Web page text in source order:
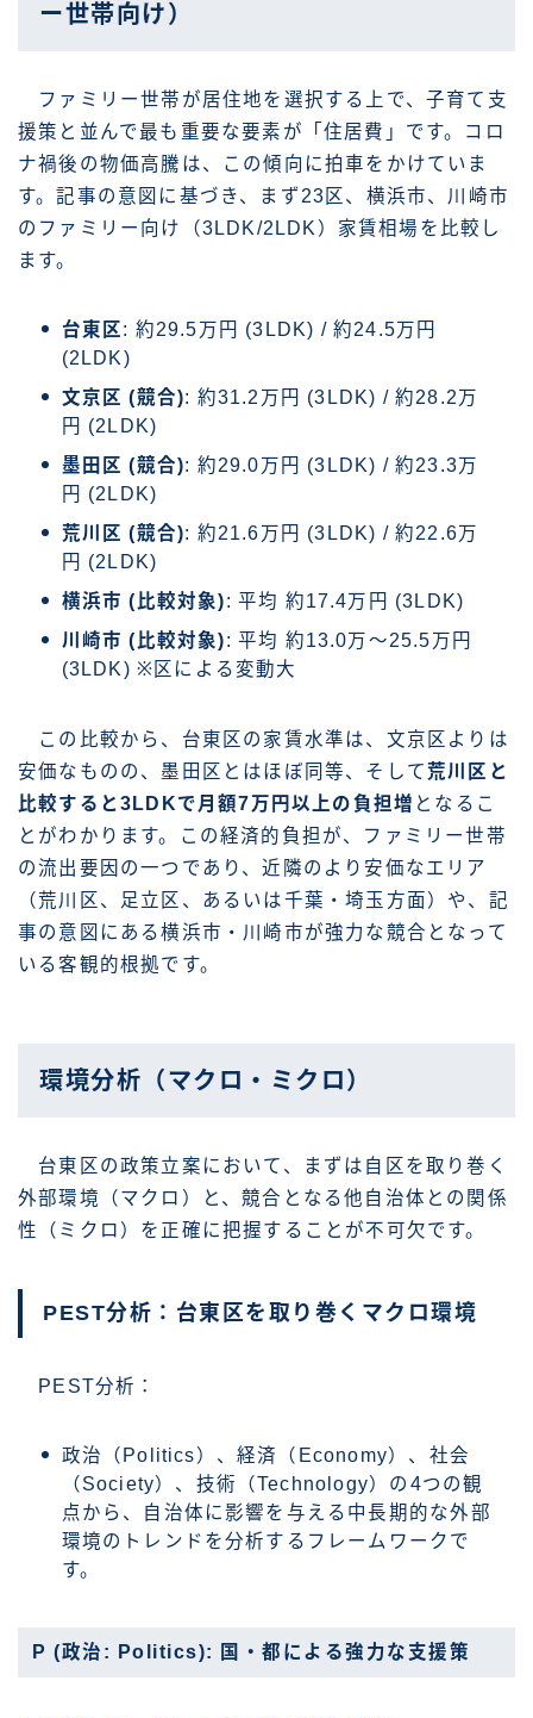
ー世帯向け）
ファミリー世帯が居住地を選択する上で、子育て支
援策と並んで最も重要な要素が「住居費」です。コロ
ナ禍後の物価高騰は、この傾向に拍車をかけていま
す。記事の意図に基づき、まず23区、横浜市、川崎市
のファミリー向け（3LDK/2LDK）家賃相場を比較し
ます。
台東区: 約29.5万円 (3LDK) / 約24.5万円
(2LDK)
文京区 (競合): 約31.2万円 (3LDK) / 約28.2万
円 (2LDK)
墨田区 (競合): 約29.0万円 (3LDK) / 約23.3万
円 (2LDK)
荒川区 (競合): 約21.6万円 (3LDK) / 約22.6万
円 (2LDK)
横浜市 (比較対象): 平均 約17.4万円 (3LDK)
川崎市 (比較対象): 平均 約13.0万〜25.5万円
(3LDK) ※区による変動大
この比較から、台東区の家賃水準は、文京区よりは
安価なものの、墨田区とはほぼ同等、そして荒川区と
比較すると3LDKで月額7万円以上の負担増 となるこ
とがわかります。この経済的負担が、ファミリー世帯
の流出要因の一つであり、近隣のより安価なエリア
（荒川区、足立区、あるいは千葉・埼玉方面）や、記
事の意図にある横浜市・川崎市が強力な競合となって
いる客観的根拠です。
環境分析（マクロ・ミクロ）
台東区の政策立案において、まずは自区を取り巻く
外部環境（マクロ）と、競合となる他自治体との関係
性（ミクロ）を正確に把握することが不可欠です。
PEST分析：台東区を取り巻くマクロ環境
PEST分析：
政治（Politics）、経済（Economy）、社会
（Society）、技術（Technology）の4つの観
点から、自治体に影響を与える中長期的な外部
環境のトレンドを分析するフレームワークで
す。
P (政治: Politics): 国・都による強力な支援策